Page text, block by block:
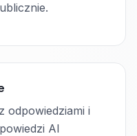
odpowiedziami i
AI